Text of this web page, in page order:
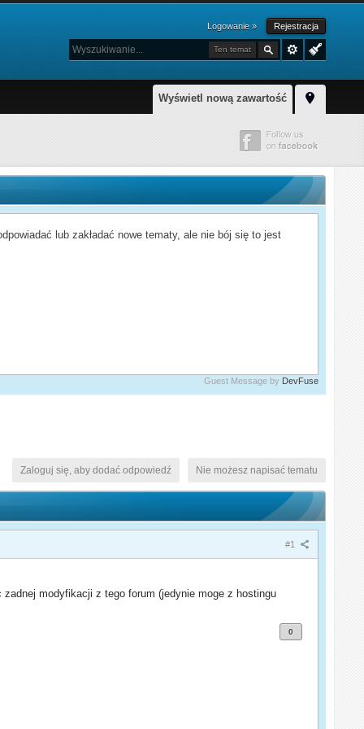
Logowanie » Rejestracja
Ten temat
Wyświetl nową zawartość
lub zakładać nowe tematy, ale nie bój się to jest
Guest Message by DevFuse
Nie możesz napisać tematu
Zaloguj się, aby dodać odpowiedź
#1
modyfikacji z tego forum (jedynie moge z hostingu
0